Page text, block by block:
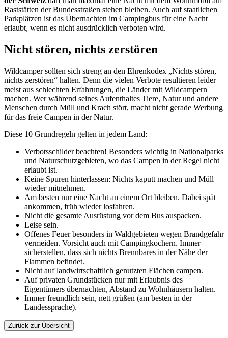
Raststätten der Bundesstraßen stehen bleiben. Auch auf staatlichen
Parkplätzen ist das Übernachten im Campingbus für eine Nacht
erlaubt, wenn es nicht ausdrücklich verboten wird.
Nicht stören, nichts zerstören
Wildcamper sollten sich streng an den Ehrenkodex „Nichts stören,
nichts zerstören“ halten. Denn die vielen Verbote resultieren leider
meist aus schlechten Erfahrungen, die Länder mit Wildcampern
machen. Wer während seines Aufenthaltes Tiere, Natur und andere
Menschen durch Müll und Krach stört, macht nicht gerade Werbung
für das freie Campen in der Natur.
Diese 10 Grundregeln gelten in jedem Land:
Verbotsschilder beachten! Besonders wichtig in Nationalparks
und Naturschutzgebieten, wo das Campen in der Regel nicht
erlaubt ist.
Keine Spuren hinterlassen: Nichts kaputt machen und Müll
wieder mitnehmen.
Am besten nur eine Nacht an einem Ort bleiben. Dabei spät
ankommen, früh wieder losfahren.
Nicht die gesamte Ausrüstung vor dem Bus auspacken.
Leise sein.
Offenes Feuer besonders in Waldgebieten wegen Brandgefahr
vermeiden. Vorsicht auch mit Campingkochern. Immer
sicherstellen, dass sich nichts Brennbares in der Nähe der
Flammen befindet.
Nicht auf landwirtschaftlich genutzten Flächen campen.
Auf privaten Grundstücken nur mit Erlaubnis des
Eigentümers übernachten, Abstand zu Wohnhäusern halten.
Immer freundlich sein, nett grüßen (am besten in der
Landessprache).
Zurück zur Übersicht